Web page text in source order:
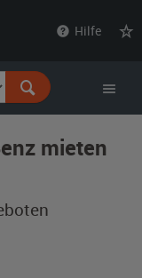
Hilfe
mieten